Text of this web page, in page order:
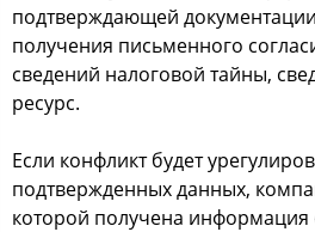
подтверждающей
получения письменного
сведений налоговой тайны,
ресурс.
Если конфликт будет
подтвержденных данных,
которой получена информация